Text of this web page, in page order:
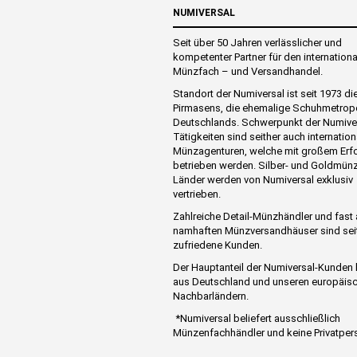
NUMIVERSAL
Seit über 50 Jahren verlässlicher und
kompetenter Partner für den
Münzfach – und Versandhandel.
Standort der Numiversal ist seit 1973
Pirmasens, die ehemalige
Deutschlands. Schwerpunkt der
Tätigkeiten sind seither auch
Münzagenturen, welche mit großem
betrieben werden. Silber- und
Länder werden von Numiversal exklusiv
vertrieben.
Zahlreiche Detail-Münzhändler und fast
namhaften Münzversandhäuser sind
zufriedene Kunden.
Der Hauptanteil der Numiversal-Kunden
aus Deutschland und unseren
Nachbarländern.
*Numiversal beliefert ausschließlich
Münzenfachhändler und keine